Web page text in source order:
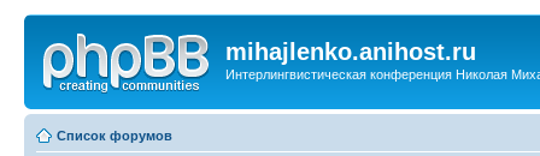
mihajlenko.anihost.ru
Интерлингвистическая конференция Николая
Список форумов